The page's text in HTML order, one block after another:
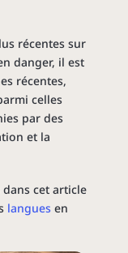
récentes sur
danger, il est
récentes,
celles
par des
et la
cet article
langues en